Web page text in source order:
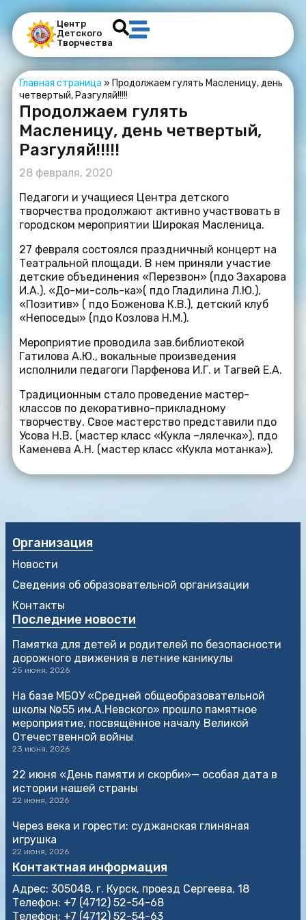
Центр
Детского
Творчества
Главная страница » Продолжаем гулять Масленицу, день
четвертый, Разгуляй!!!!!
Продолжаем гулять
Масленицу, день четвертый,
Разгуляй!!!!!
28 февраля, 2020
Педагоги и учащиеся Центра детского
творчества продолжают активно участвовать в
городском мероприятии Широкая Масленица.
27 февраля состоялся праздничный концерт на
Театральной площади. В нем приняли участие
детские объединения «Перезвон» (пдо Захарова
И.А.), «До-ми-соль-ка»( пдо Гладилина Л.Ю.),
«Позитив» ( пдо Боженова К.В.), детский клуб
«Непоседы» (пдо Козлова Н.М.).
Мероприятие проводила зав.библиотекой
Гатилова А.Ю., вокальные произведения
исполнили педагоги Парфенова И.Г. и Тагвей Е.А.
Традиционным стало проведение мастер-
классов по декоративно-прикладному
творчеству. Свое мастерство представили пдо
Усова Н.В. (мастер класс «Кукла –лялечка»), пдо
Каменева А.Н. (мастер класс «Кукла мотанка»).
Организация
Новости
Сведения об образовательной организации
Контакты
Последние новости
Памятка для детей и родителей по безопасности
дорожного движения в летние каникулы
25 июня, 2026
На базе МБОУ «Средней общеобразовательной
школы №55 им.А.Невского» прошло памятное
мероприятие, посвящённое началу Великой
Отечественной войны
23 июня, 2026
22 июня «День памяти и скорби»— особая дата в
истории нашей страны
22 июня, 2026
Через века и горести: суджанская глиняная
игрушка
22 июня, 2026
Контактная информация
Адрес: 305048, г. Курск, проезд Сергеева, 18
Телефон: +7 (4712) 52-54-68
Телефон: +7 (4712) 52-54-63